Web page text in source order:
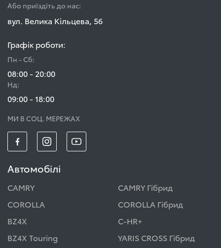
Або приїздіть до нас:
вул. Велика Кільцева, 56
Графік роботи:
Пн - Сб:
08:00 - 20:00
Нд:
09:00 - 18:00
МИ В СОЦ. МЕРЕЖАХ
Автомобілі
CAMRY
CAMRY Гібрид
COROLLA
COROLLA Гібрид
BZ4X
C-HR+
BZ4X Touring
YARIS CROSS Гібрид